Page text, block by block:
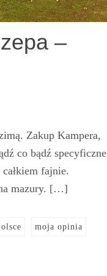
–
Zakup Kampera,
co bądź specyficzne
fajnie.
mazury. […]
moja opinia